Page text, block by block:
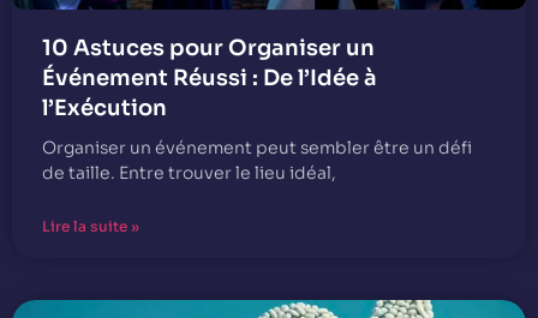
10 Astuces pour Organiser un
Événement Réussi : De l’Idée à
l’Exécution
Organiser un événement peut sembler être un défi
de taille. Entre trouver le lieu idéal,
Lire la suite »